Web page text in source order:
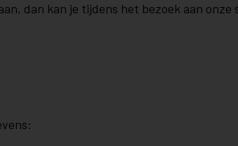
dan kan je tijdens het bezoek aan